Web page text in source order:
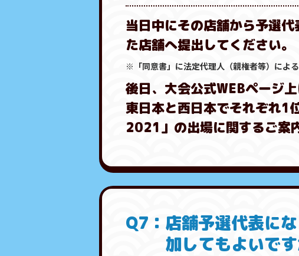
当日中にその店舗から予選
た店舗へ提出してください。
※「同意書」に法定代理人（親権者等）によ
後日、大会公式WEBページ
東日本と西日本でそれぞれ1
2021」の出場に関するご案
Q7：店舗予選代表に
加してもよいで